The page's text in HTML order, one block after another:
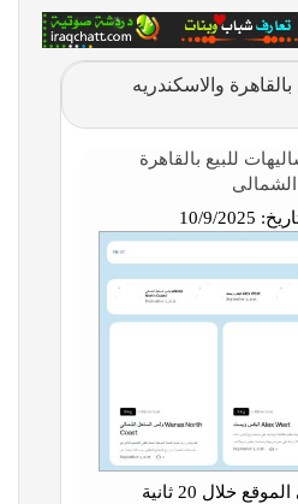
والاسكندريه
للبيع بالقاهرة
الشمالى
خلال 20 ثانية